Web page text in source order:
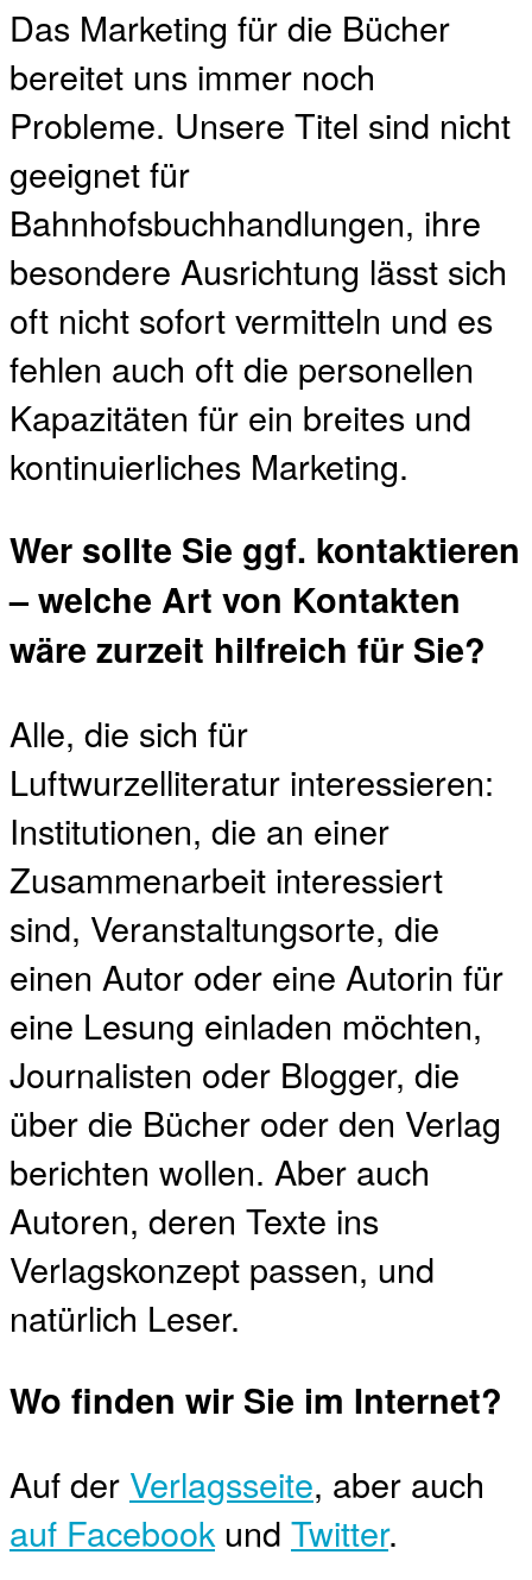
Das Marketing für die Bücher
bereitet uns immer noch
Probleme. Unsere Titel sind nicht
geeignet für
Bahnhofsbuchhandlungen, ihre
besondere Ausrichtung lässt sich
oft nicht sofort vermitteln und es
fehlen auch oft die personellen
Kapazitäten für ein breites und
kontinuierliches Marketing.
Wer sollte Sie ggf. kontaktieren
– welche Art von Kontakten
wäre zurzeit hilfreich für Sie?
Alle, die sich für
Luftwurzelliteratur interessieren:
Institutionen, die an einer
Zusammenarbeit interessiert
sind, Veranstaltungsorte, die
einen Autor oder eine Autorin für
eine Lesung einladen möchten,
Journalisten oder Blogger, die
über die Bücher oder den Verlag
berichten wollen. Aber auch
Autoren, deren Texte ins
Verlagskonzept passen, und
natürlich Leser.
Wo finden wir Sie im Internet?
Auf der Verlagsseite, aber auch
auf Facebook und Twitter.